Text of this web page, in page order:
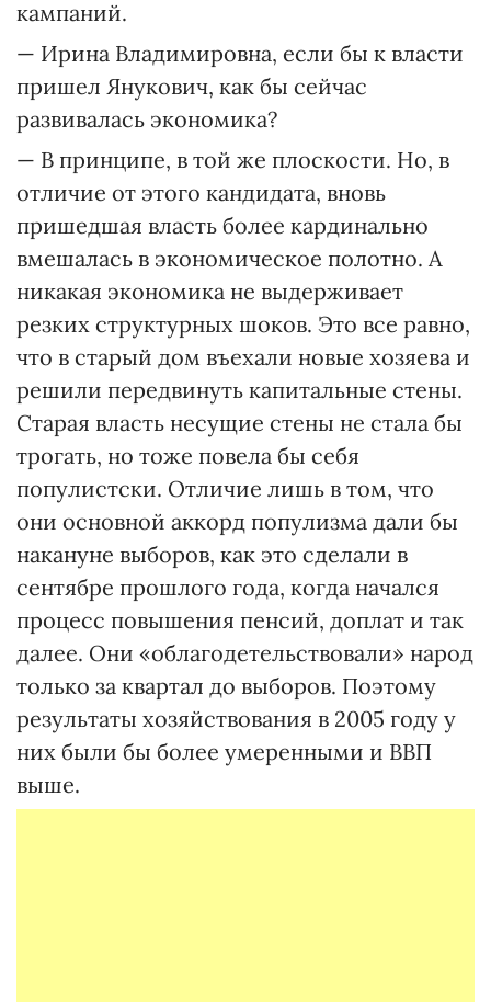
кампаний.
— Ирина Владимировна, если бы к власти
пришел Янукович, как бы сейчас
развивалась экономика?
— В принципе, в той же плоскости. Но, в
отличие от этого кандидата, вновь
пришедшая власть более кардинально
вмешалась в экономическое полотно. А
никакая экономика не выдерживает
резких структурных шоков. Это все равно,
что в старый дом въехали новые хозяева и
решили передвинуть капитальные стены.
Старая власть несущие стены не стала бы
трогать, но тоже повела бы себя
популистски. Отличие лишь в том, что
они основной аккорд популизма дали бы
накануне выборов, как это сделали в
сентябре прошлого года, когда начался
процесс повышения пенсий, доплат и так
далее. Они «облагодетельствовали» народ
только за квартал до выборов. Поэтому
результаты хозяйствования в 2005 году у
них были бы более умеренными и ВВП
выше.